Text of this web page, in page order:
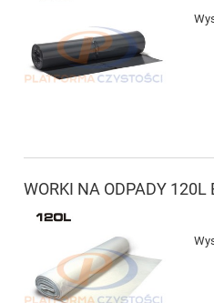
WORKI NA ODPADY